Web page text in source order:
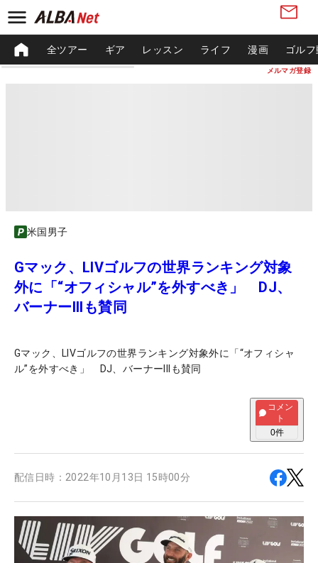
メルマガ登録
全ツアー ギア レッスン ライフ 漫画 ゴル
米国男子
Gマック、LIVゴルフの世界ランキング対象
外に「“オフィシャル”を外すべき」 DJ、
バーナーIIIも賛同
Gマック、LIVゴルフの世界ランキング対象外に「“オフィシャ
ル”を外すべき」 DJ、バーナーIIIも賛同
コメン
ト
0件
配信日時： 2022年10月13日 15時00分